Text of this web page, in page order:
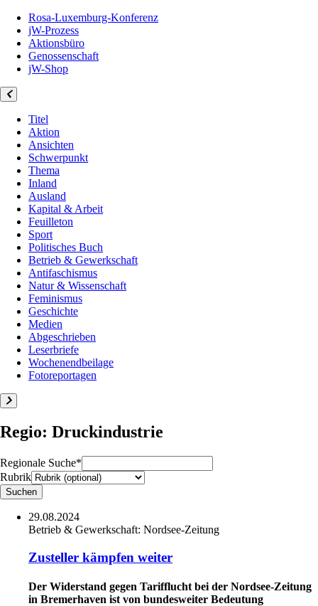
Rosa-Luxemburg-Konferenz
jW-Prozess
Aktionsbüro
Genossenschaft
jW-Shop
Titel
Aktion
Ansichten
Schwerpunkt
Thema
Inland
Ausland
Kapital & Arbeit
Feuilleton
Sport
Politisches Buch
Betrieb & Gewerkschaft
Antifaschismus
Natur & Wissenschaft
Feminismus
Geschichte
Medien
Abgeschrieben
Leserbriefe
Wochenendbeilage
Fotoreportagen
Regio: Druckindustrie
Regionale Suche*
Rubrik
29.08.2024
Betrieb & Gewerkschaft: Nordsee-Zeitung
Zusteller kämpfen weiter
Der Widerstand gegen Tarifflucht bei der Nordsee-Zeitung
in Bremerhaven ist von bundesweiter Bedeutung